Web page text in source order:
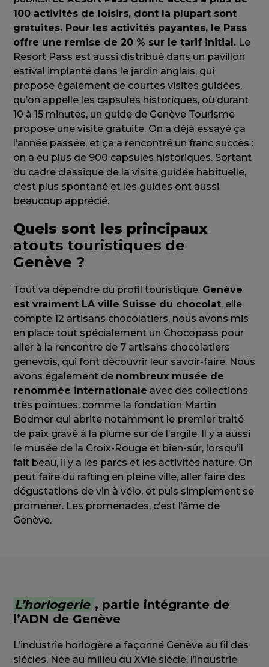
100 activités de loisirs, dont la plupart sont
gratuites. Pour les activités payantes, le Pass
offre une remise de 20 % sur le tarif initial. Le
Resort Pass est aussi distribué dans un pavillon
estival implanté dans le jardin anglais, qui
propose également de courtes visites guidées,
qu’on appelle les capsules historiques, où durant
10 à 15 minutes, un guide de Genève Tourisme
propose une visite gratuite. On a déjà essayé ça
l’année passée, et ça a rencontré un franc succès :
on a eu plus de 900 capsules historiques. Sortant
du cadre classique de la visite guidée habituelle,
c’est plus spontané et les guides ont aussi
beaucoup apprécié.
Quels sont les principaux
atouts touristiques de
Genève ?
Tout va dépendre du profil touristique. Genève
est vraiment LA ville Suisse du chocolat, elle
compte 12 artisans chocolatiers, nous avons mis
en place tout spécialement un Chocopass pour
aller à la rencontre de 7 artisans chocolatiers
genevois, qui font découvrir leur savoir-faire. Nous
avons également de nombreux musée de
renommée internationale avec des collections
très pointues, comme la fondation Martin
Bodmer qui abrite notamment le premier traité
de paix gravé à la plume sur de l’argile. Il y a aussi
le musée de la Croix-Rouge et bien-sûr, lorsqu’il
fait beau, il y a les parcs et les activités nature. On
peut faire du rafting en pleine ville, aller faire des
dégustations de vin à vélo, et puis simplement se
promener. Les promenades, c’est l’âme de
Genève.
L’horlogerie , partie intégrante de
l’ADN de Genève
L’industrie horlogère a façonné Genève au fil des
siècles. Née au milieu du XVIe siècle, l’industrie